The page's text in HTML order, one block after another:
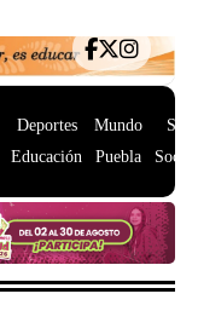
Deportes
Educación
Mundo
Puebla